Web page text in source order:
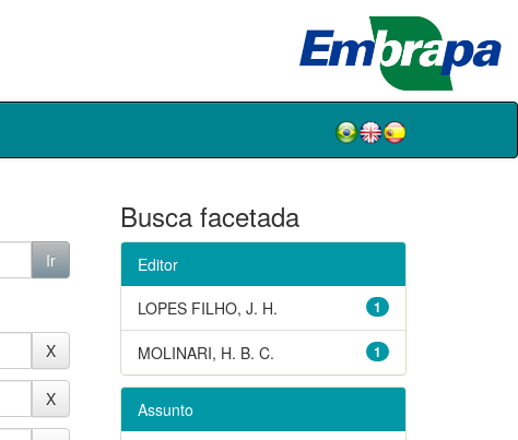
Busca facetada
Editor
1
LOPES FILHO, J. H.
1
MOLINARI, H. B. C.
Assunto